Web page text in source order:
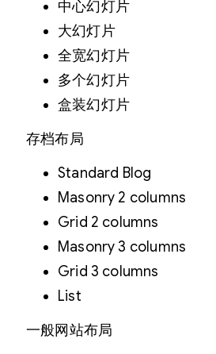
中心幻灯片
大幻灯片
全宽幻灯片
多个幻灯片
盒装幻灯片
存档布局
Standard Blog
Masonry 2 columns
Grid 2 columns
Masonry 3 columns
Grid 3 columns
List
一般网站布局